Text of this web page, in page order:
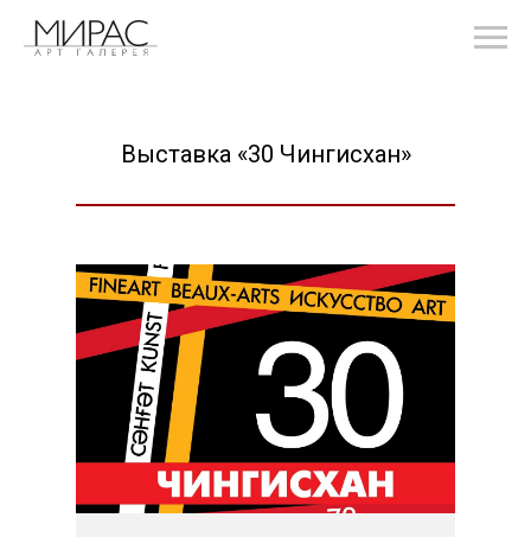
Выставка «30 Чингисхан»